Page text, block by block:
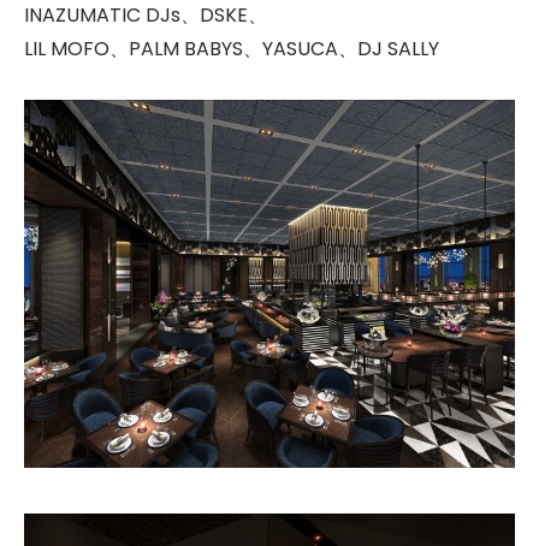
INAZUMATIC DJs、DSKE、
LIL MOFO、PALM BABYS、YASUCA、DJ SALLY